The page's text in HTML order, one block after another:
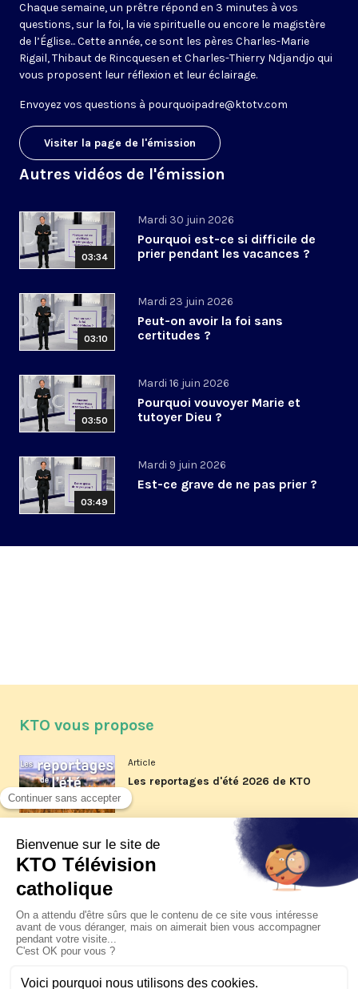
Chaque semaine, un prêtre répond en 3 minutes à vos
questions, sur la foi, la vie spirituelle ou encore le magistère
de l’Église... Cette année, ce sont les pères Charles-Marie
Rigail, Thibaut de Rincquesen et Charles-Thierry Ndjandjo qui
vous proposent leur réflexion et leur éclairage.
Envoyez vos questions à pourquoipadre@ktotv.com
Visiter la page de l'émission
Autres vidéos de l'émission
03:34
Mardi 30 juin 2026
Pourquoi est-ce si difficile de
prier pendant les vacances ?
03:10
Mardi 23 juin 2026
Peut-on avoir la foi sans
certitudes ?
03:50
Mardi 16 juin 2026
Pourquoi vouvoyer Marie et
tutoyer Dieu ?
03:49
Mardi 9 juin 2026
Est-ce grave de ne pas prier ?
KTO vous propose
Article
Les reportages d'été 2026 de KTO
La visite pastorale du pape Léon
XIV à Assise à suivre sur KTO le
Article
Le pape en Uruguay, Argentine et